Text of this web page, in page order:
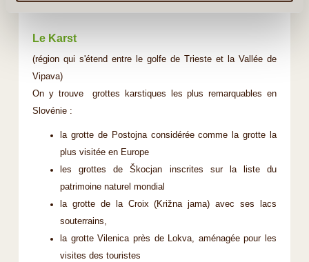
Le Karst
(région qui s'étend entre le golfe de Trieste et la Vallée de
Vipava)
On y trouve grottes karstiques les plus remarquables en
Slovénie :
la grotte de Postojna considérée comme la grotte la
plus visitée en Europe
les grottes de Škocjan inscrites sur la liste du
patrimoine naturel mondial
la grotte de la Croix (Križna jama) avec ses lacs
souterrains,
la grotte Vilenica près de Lokva, aménagée pour les
visites des touristes